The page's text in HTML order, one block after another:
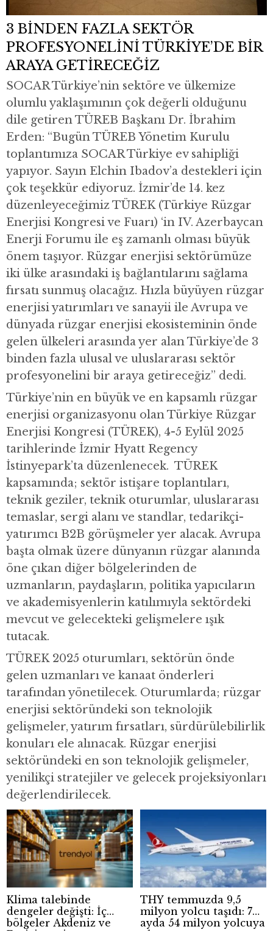
3 BİNDEN FAZLA SEKTÖR
PROFESYONELİNİ TÜRKİYE’DE BİR
ARAYA GETİRECEĞİZ
SOCAR Türkiye’nin sektöre ve ülkemize
olumlu yaklaşımının çok değerli olduğunu
dile getiren TÜREB Başkanı Dr. İbrahim
Erden: “Bugün TÜREB Yönetim Kurulu
toplantımıza SOCAR Türkiye ev sahipliği
yapıyor. Sayın Elchin Ibadov’a destekleri için
çok teşekkür ediyoruz. İzmir’de 14. kez
düzenleyeceğimiz TÜREK (Türkiye Rüzgar
Enerjisi Kongresi ve Fuarı) ‘in IV. Azerbaycan
Enerji Forumu ile eş zamanlı olması büyük
önem taşıyor. Rüzgar enerjisi sektörümüze
iki ülke arasındaki iş bağlantılarını sağlama
fırsatı sunmuş olacağız. Hızla büyüyen rüzgar
enerjisi yatırımları ve sanayii ile Avrupa ve
dünyada rüzgar enerjisi ekosisteminin önde
gelen ülkeleri arasında yer alan Türkiye’de 3
binden fazla ulusal ve uluslararası sektör
profesyonelini bir araya getireceğiz” dedi.
Türkiye’nin en büyük ve en kapsamlı rüzgar
enerjisi organizasyonu olan Türkiye Rüzgar
Enerjisi Kongresi (TÜREK), 4-5 Eylül 2025
tarihlerinde İzmir Hyatt Regency
İstinyepark’ta düzenlenecek. TÜREK
kapsamında; sektör istişare toplantıları,
teknik geziler, teknik oturumlar, uluslararası
temaslar, sergi alanı ve standlar, tedarikçi-
yatırımcı B2B görüşmeler yer alacak. Avrupa
başta olmak üzere dünyanın rüzgar alanında
öne çıkan diğer bölgelerinden de
uzmanların, paydaşların, politika yapıcıların
ve akademisyenlerin katılımıyla sektördeki
mevcut ve gelecekteki gelişmelere ışık
tutacak.
TÜREK 2025 oturumları, sektörün önde
gelen uzmanları ve kanaat önderleri
tarafından yönetilecek. Oturumlarda; rüzgar
enerjisi sektöründeki son teknolojik
gelişmeler, yatırım fırsatları, sürdürülebilirlik
konuları ele alınacak. Rüzgar enerjisi
sektöründeki en son teknolojik gelişmeler,
yenilikçi stratejiler ve gelecek projeksiyonları
değerlendirilecek.
Klima talebinde
dengeler değişti: İç
bölgeler Akdeniz ve
THY temmuzda 9,5
milyon yolcu taşıdı: 7
ayda 54 milyon yolcuya